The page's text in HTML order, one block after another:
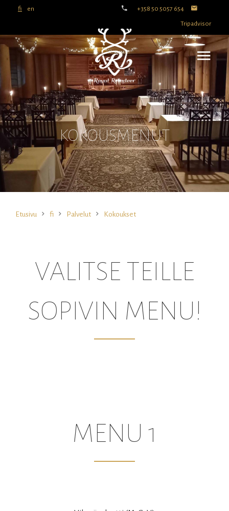
fi en +358 50 5057 654
Tripadvisor
KOKOUSMENUT
Etusivu fi Palvelut Kokoukset
VALITSE TEILLE
SOPIVIN MENU!
MENU 1